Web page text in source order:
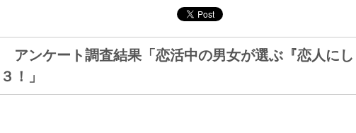
アンケート調査結果「恋活中の男女が選ぶ『恋人にし
！」